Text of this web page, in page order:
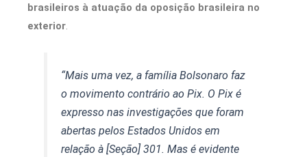
brasileiros à atuação da oposição brasileira no
exterior.
“Mais uma vez, a família Bolsonaro faz
o movimento contrário ao Pix. O Pix é
expresso nas investigações que foram
abertas pelos Estados Unidos em
relação à [Seção] 301. Mas é evidente